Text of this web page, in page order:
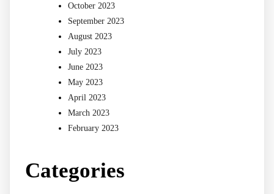
October 2023
September 2023
August 2023
July 2023
June 2023
May 2023
April 2023
March 2023
February 2023
Categories